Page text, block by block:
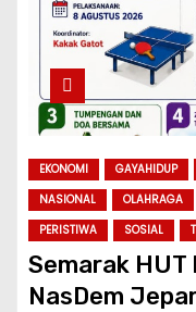
EKONOMI GAYAHIDUP
NASIONAL
OLAHRAGA
PERISTIWA
SOSIAL
Semarak HUT
NasDem